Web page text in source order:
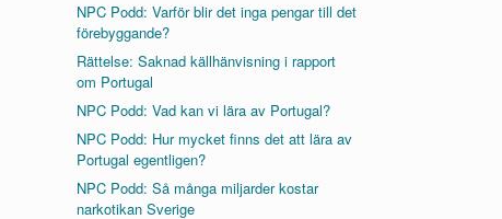
NPC Podd: Varför blir det inga pengar till det
förebyggande?
Rättelse: Saknad källhänvisning i rapport
om Portugal
NPC Podd: Vad kan vi lära av Portugal?
NPC Podd: Hur mycket finns det att lära av
Portugal egentligen?
NPC Podd: Så många miljarder kostar
narkotikan Sverige